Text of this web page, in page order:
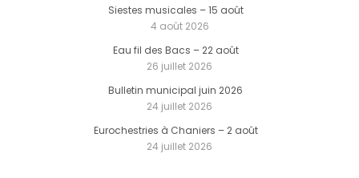
Siestes musicales – 15 août
4 août 2026
Eau fil des Bacs – 22 août
26 juillet 2026
Bulletin municipal juin 2026
24 juillet 2026
Eurochestries à Chaniers – 2 août
24 juillet 2026